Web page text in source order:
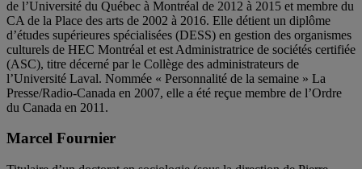
de l’Université du Québec à Montréal de 2012 à 2015 et membre du
CA de la Place des arts de 2002 à 2016. Elle détient un diplôme
d’études supérieures spécialisées (DESS) en gestion des organismes
culturels de HEC Montréal et est Administratrice de sociétés certifiée
(ASC), titre décerné par le Collège des administrateurs de
l’Université Laval. Nommée « Personnalité de la semaine » La
Presse/Radio-Canada en 2007, elle a été reçue membre de l’Ordre
du Canada en 2011.
Marcel Fournier